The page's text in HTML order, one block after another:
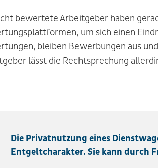
bewertete Arbeitgeber haben
um sich einen
bleiben Bewerbungen aus
lässt die Rechtsprechung
Die Privatnutzung eines
Entgeltcharakter. Sie kann durch